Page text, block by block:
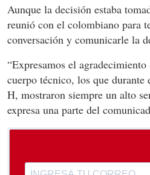
Aunque la decisión estaba
reunió con el colombiano para
conversación y comunicarle la
“Expresamos el agradecimiento
cuerpo técnico, los que
H, mostraron siempre un alto
expresa una parte del